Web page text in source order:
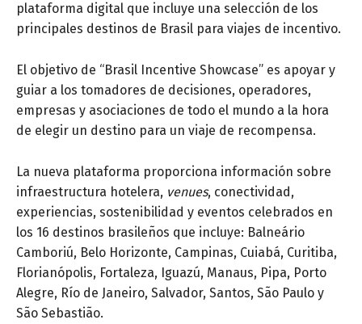
plataforma digital que incluye una selección de los
principales destinos de Brasil para viajes de incentivo.
El objetivo de “Brasil Incentive Showcase” es apoyar y
guiar a los tomadores de decisiones, operadores,
empresas y asociaciones de todo el mundo a la hora
de elegir un destino para un viaje de recompensa.
La nueva plataforma proporciona información sobre
infraestructura hotelera, venues, conectividad,
experiencias, sostenibilidad y eventos celebrados en
los 16 destinos brasileños que incluye: Balneário
Camboriú, Belo Horizonte, Campinas, Cuiabá, Curitiba,
Florianópolis, Fortaleza, Iguazú, Manaus, Pipa, Porto
Alegre, Río de Janeiro, Salvador, Santos, São Paulo y
São Sebastião.